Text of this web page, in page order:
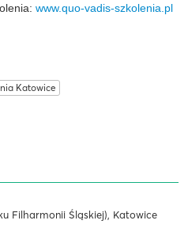
www.quo-vadis-szkolenia.pl
Katowice
Filharmonii Śląskiej), Katowice